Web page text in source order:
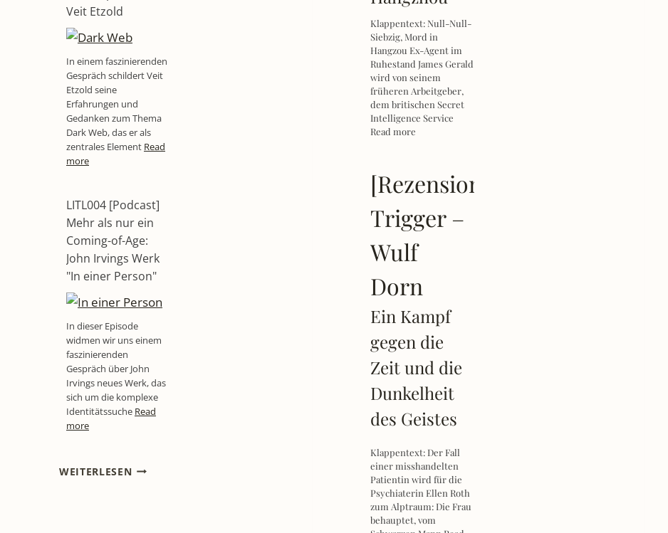
Veit Etzold
In einem faszinierenden
Gespräch schildert Veit
Etzold seine
Erfahrungen und
Gedanken zum Thema
Dark Web, das er als
zentrales Element Read
more
LITL004 [Podcast]
Mehr als nur ein
Coming-of-Age:
John Irvings Werk
"In einer Person"
In dieser Episode
widmen wir uns einem
faszinierenden
Gespräch über John
Irvings neues Werk, das
sich um die komplexe
Identitätssuche Read
more
WEITERLESENLITL432
Klappentext: Null-Null-
Siebzig, Mord in
Hangzou Ex-Agent im
Ruhestand James Gerald
wird von seinem
früheren Arbeitgeber,
dem britischen Secret
Intelligence Service
Read more
[Rezension]
Trigger –
Wulf
Dorn
Ein Kampf
gegen die
Zeit und die
Dunkelheit
des Geistes
Klappentext: Der Fall
einer misshandelten
Patientin wird für die
Psychiaterin Ellen Roth
zum Alptraum: Die Frau
behauptet, vom